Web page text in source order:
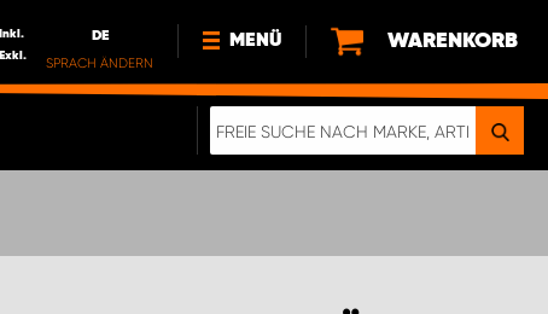
Inkl.
Exkl.
DE
SPRACH ÄNDERN
MENÜ
NEWS
WARENKORB